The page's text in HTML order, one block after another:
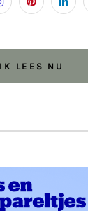
IK LEES NU